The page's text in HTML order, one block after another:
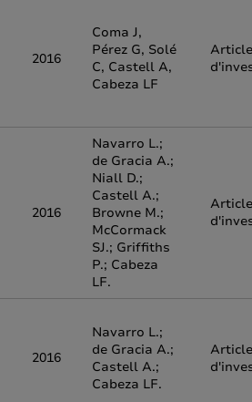
2016
Coma J,
Pérez G, Solé
C, Castell A,
Cabeza LF
Article
2016
Navarro L.;
de Gracia A.;
Niall D.;
Castell A.;
Browne M.;
McCormack
SJ.; Griffiths
P.; Cabeza
LF.
Article
2016
Navarro L.;
de Gracia A.;
Castell A.;
Cabeza LF.
Article